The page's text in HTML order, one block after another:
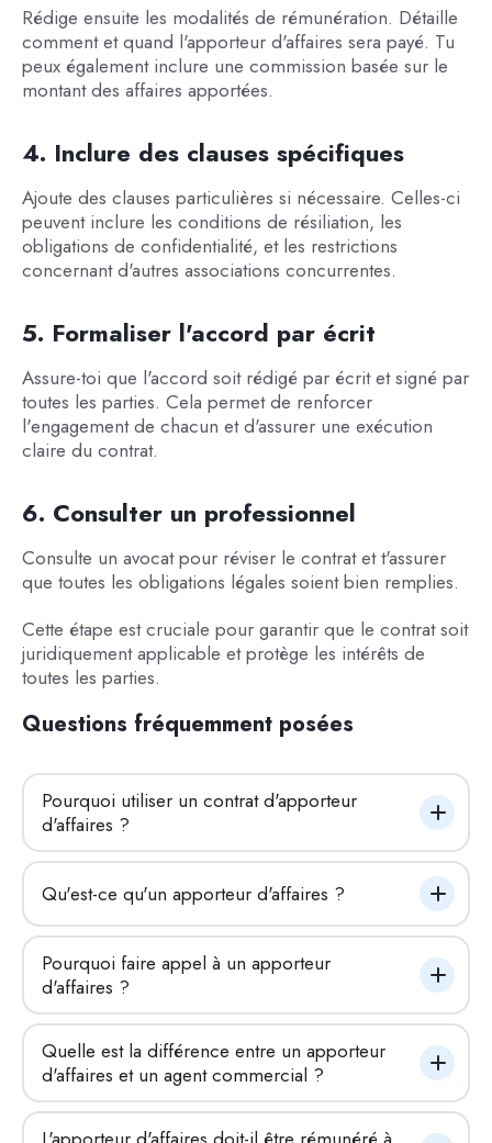
Rédige ensuite les modalités de rémunération. Détaille
comment et quand l'apporteur d'affaires sera payé. Tu
peux également inclure une commission basée sur le
montant des affaires apportées.
4. Inclure des clauses spécifiques
Ajoute des clauses particulières si nécessaire. Celles-ci
peuvent inclure les conditions de résiliation, les
obligations de confidentialité, et les restrictions
concernant d'autres associations concurrentes.
5. Formaliser l'accord par écrit
Assure-toi que l'accord soit rédigé par écrit et signé par
toutes les parties. Cela permet de renforcer
l'engagement de chacun et d'assurer une exécution
claire du contrat.
6. Consulter un professionnel
Consulte un avocat pour réviser le contrat et t'assurer
que toutes les obligations légales soient bien remplies.
Cette étape est cruciale pour garantir que le contrat soit
juridiquement applicable et protège les intérêts de
toutes les parties.
Questions fréquemment posées
Pourquoi utiliser un contrat d'apporteur
d'affaires ?
Qu'est-ce qu'un apporteur d'affaires ?
Pourquoi faire appel à un apporteur
d'affaires ?
Quelle est la différence entre un apporteur
d'affaires et un agent commercial ?